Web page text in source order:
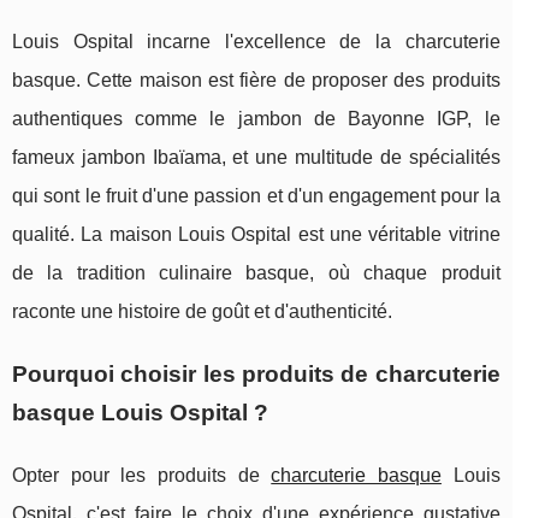
Louis Ospital incarne l'excellence de la charcuterie
basque. Cette maison est fière de proposer des produits
authentiques comme le jambon de Bayonne IGP, le
fameux jambon Ibaïama, et une multitude de spécialités
qui sont le fruit d'une passion et d'un engagement pour la
qualité. La maison Louis Ospital est une véritable vitrine
de la tradition culinaire basque, où chaque produit
raconte une histoire de goût et d'authenticité.
Pourquoi choisir les produits de charcuterie
basque Louis Ospital ?
Opter pour les produits decharcuterie basqueLouis
Ospital, c'est faire le choix d'une expérience gustative